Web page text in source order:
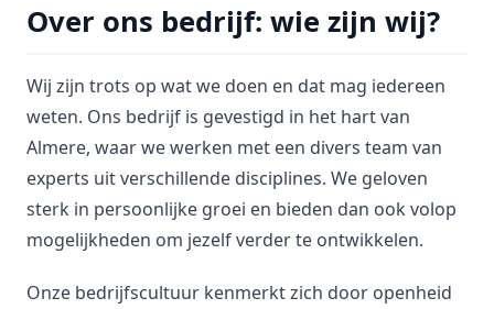
Over ons bedrijf: wie zijn wij?
Wij zijn trots op wat we doen en dat mag iedereen
weten. Ons bedrijf is gevestigd in het hart van
Almere, waar we werken met een divers team van
experts uit verschillende disciplines. We geloven
sterk in persoonlijke groei en bieden dan ook volop
mogelijkheden om jezelf verder te ontwikkelen.
Onze bedrijfscultuur kenmerkt zich door openheid